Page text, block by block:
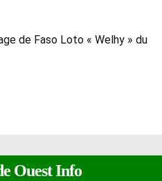
de Faso Loto « Welhy » du
Ouest Info